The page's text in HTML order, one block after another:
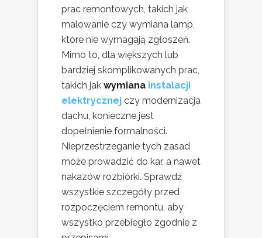
prac remontowych, takich jak
malowanie czy wymiana lamp,
które nie wymagają zgłoszeń.
Mimo to, dla większych lub
bardziej skomplikowanych prac,
takich jak wymiana instalacji
elektrycznej czy modernizacja
dachu, konieczne jest
dopełnienie formalności.
Nieprzestrzeganie tych zasad
może prowadzić do kar, a nawet
nakazów rozbiórki. Sprawdź
wszystkie szczegóły przed
rozpoczęciem remontu, aby
wszystko przebiegło zgodnie z